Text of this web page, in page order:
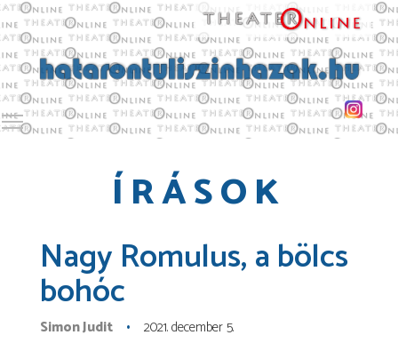
Toggle main menu visibility
ÍRÁSOK
Nagy Romulus, a bölcs
bohóc
Simon Judit 2021. december 5.